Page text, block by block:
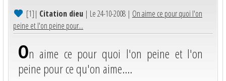
[1]| Citation dieu | Le 24-10-2008 | On aime ce pour quoi l'on
peine et l'on peine pour...
On aime ce pour quoi l'on peine et l'on
peine pour ce qu'on aime....